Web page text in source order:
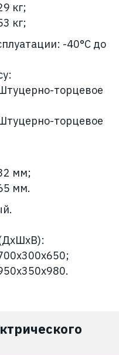
кг;
кг;
-40°С до
торцевое
торцевое
мм;
мм.